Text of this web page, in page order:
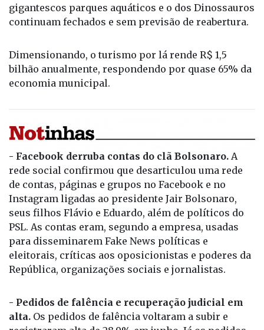
gigantescos parques aquáticos e o dos Dinossauros
continuam fechados e sem previsão de reabertura.
Dimensionando, o turismo por lá rende R$ 1,5
bilhão anualmente, respondendo por quase 65% da
economia municipal.
- Facebook derruba contas do clã Bolsonaro. A
rede social confirmou que desarticulou uma rede
de contas, páginas e grupos no Facebook e no
Instagram ligadas ao presidente Jair Bolsonaro,
seus filhos Flávio e Eduardo, além de políticos do
PSL. As contas eram, segundo a empresa, usadas
para disseminarem Fake News políticas e
eleitorais, críticas aos oposicionistas e poderes da
República, organizações sociais e jornalistas.
- Pedidos de falência e recuperação judicial em
alta. Os pedidos de falência voltaram a subir e